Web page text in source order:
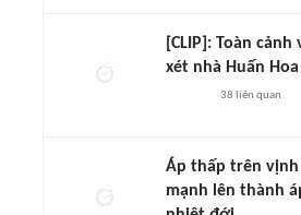
[CLIP]: Toàn
xét nhà Huấn
38 liên quan
Áp thấp trên vịnh
mạnh lên thành